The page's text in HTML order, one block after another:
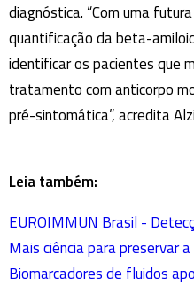
diagnóstica. “Com uma
quantificação da beta-
identificar os pacientes que
tratamento com anticorpo
pré-sintomática”, acredita
Leia também:
EUROIMMUN Brasil -
Mais ciência para preservar
Biomarcadores de fluidos